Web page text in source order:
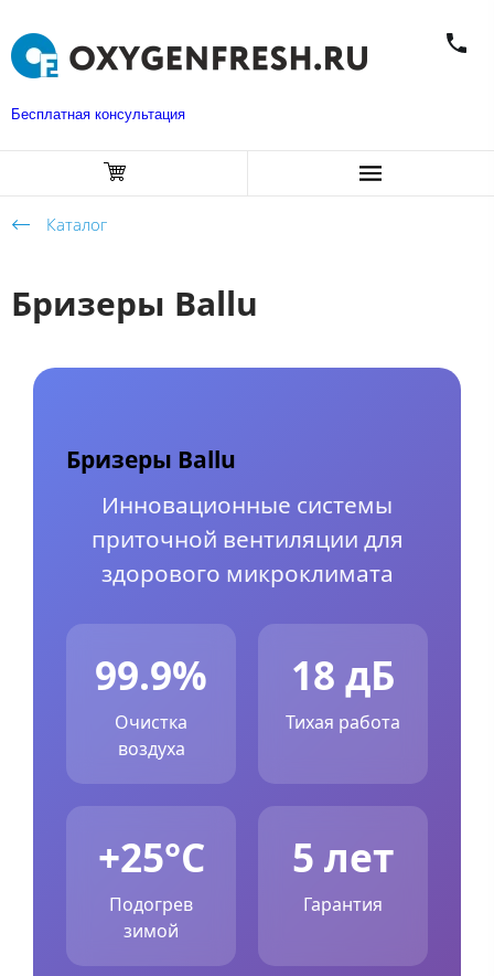
Бесплатная консультация
Каталог
Бризеры Ballu
Бризеры Ballu
Инновационные системы
приточной вентиляции для
здорового микроклимата
99.9%
Очистка
воздуха
18 дБ
Тихая работа
+25°C
Подогрев
зимой
5 лет
Гарантия